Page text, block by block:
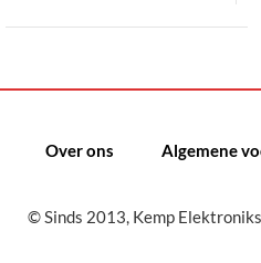
Dit
kan
Over ons Algemene
© Sinds 2013, Kemp